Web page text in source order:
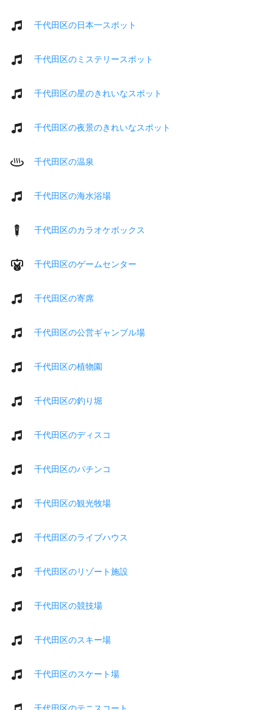
千代田区の日本一スポット
千代田区のミステリースポット
千代田区の星のきれいなスポット
千代田区の夜景のきれいなスポット
千代田区の温泉
千代田区の海水浴場
千代田区のカラオケボックス
千代田区のゲームセンター
千代田区の寄席
千代田区の公営ギャンブル場
千代田区の植物園
千代田区の釣り堀
千代田区のディスコ
千代田区のパチンコ
千代田区の観光牧場
千代田区のライブハウス
千代田区のリゾート施設
千代田区の競技場
千代田区のスキー場
千代田区のスケート場
千代田区のテニスコート